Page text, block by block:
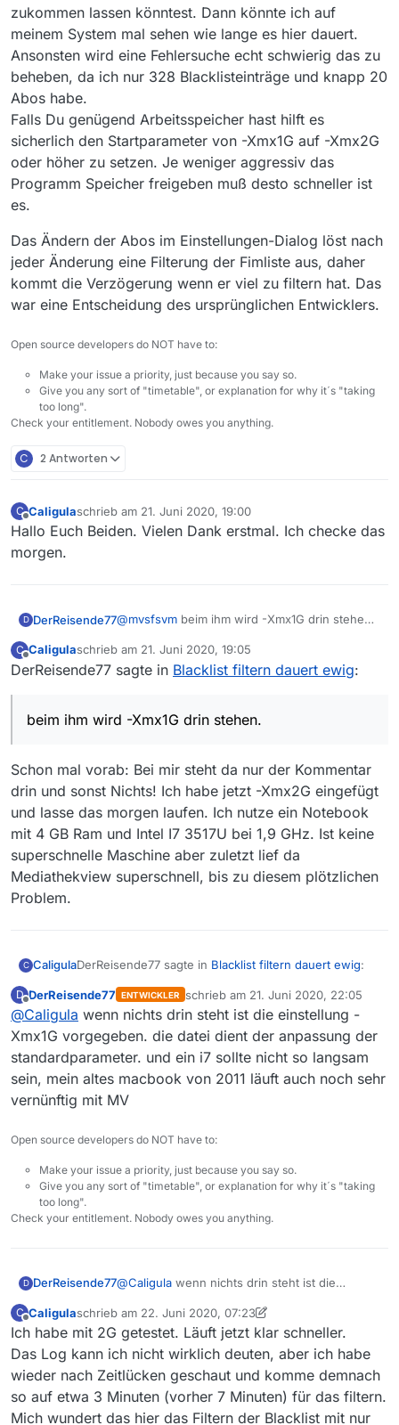
zukommen lassen könntest. Dann könnte ich auf
meinem System mal sehen wie lange es hier dauert.
Ansonsten wird eine Fehlersuche echt schwierig das zu
beheben, da ich nur 328 Blacklisteinträge und knapp 20
Abos habe.
Falls Du genügend Arbeitsspeicher hast hilft es
sicherlich den Startparameter von -Xmx1G auf -Xmx2G
oder höher zu setzen. Je weniger aggressiv das
Programm Speicher freigeben muß desto schneller ist
es.
Das Ändern der Abos im Einstellungen-Dialog löst nach
jeder Änderung eine Filterung der Fimliste aus, daher
kommt die Verzögerung wenn er viel zu filtern hat. Das
war eine Entscheidung des ursprünglichen Entwicklers.
Open source developers do NOT have to:
Make your issue a priority, just because you say so.
Give you any sort of "timetable", or explanation for why it´s "taking
too long".
Check your entitlement. Nobody owes you anything.
C 2 Antworten
C
Offline
Caligulaschrieb am 21. Juni 2020, 19:00
zuletzt editiert von
Hallo Euch Beiden. Vielen Dank erstmal. Ich checke das
morgen.
D DerReisende77@mvsfsvm beim ihm wird -Xmx1G drin stehen.
ungefähr 1GB nach der Umrechnung.
@CaligulaDas Sägezahnprofil in der
Speicheranzeige ist/kann normal sein. Bei
bis der Speicher wieder freigegeben wird.
auch mit deiner Einstellung der
Tabellensortierung zusammenhängen. Aber
genau kann ich das nicht nachvollziehen. Von
daher wäre es gut wenn Du mir die
zukommen lassen könntest. Dann könnte ich
echt schwierig das zu beheben, da ich nur 328
Blacklisteinträge und knapp 20 Abos habe.
Falls Du genügend Arbeitsspeicher hast hilft es
sicherlich den Startparameter von -Xmx1G auf -
Xmx2G oder höher zu setzen. Je weniger
aggressiv das Programm Speicher freigeben
muß desto schneller ist es.
löst nach jeder Änderung eine Filterung der
Fimliste aus, daher kommt die Verzögerung
wenn er viel zu filtern hat. Das war eine
Entscheidung des ursprünglichen Entwicklers.
C
Offline
Caligulaschrieb am 21. Juni 2020, 19:05
zuletzt editiert von
DerReisende77 sagte in Blacklist filtern dauert ewig:
beim ihm wird -Xmx1G drin stehen.
Schon mal vorab: Bei mir steht da nur der Kommentar
drin und sonst Nichts! Ich habe jetzt -Xmx2G eingefügt
und lasse das morgen laufen. Ich nutze ein Notebook
mit 4 GB Ram und Intel I7 3517U bei 1,9 GHz. Ist keine
superschnelle Maschine aber zuletzt lief da
Mediathekview superschnell, bis zu diesem plötzlichen
Problem.
C CaligulaDerReisende77 sagte in Blacklist filtern dauert ewig:
beim ihm wird -Xmx1G drin stehen.
Schon mal vorab: Bei mir steht da nur der Kommentar
drin und sonst Nichts! Ich habe jetzt -Xmx2G
eingefügt und lasse das morgen laufen. Ich nutze ein
Notebook mit 4 GB Ram und Intel I7 3517U bei 1,9 GHz.
Mediathekview superschnell, bis zu diesem
D
Offline
DerReisende77 ENTWICKLER schrieb am 21. Juni 2020, 22:05
zuletzt editiert von
@Caligula wenn nichts drin steht ist die einstellung -
Xmx1G vorgegeben. die datei dient der anpassung der
standardparameter. und ein i7 sollte nicht so langsam
sein, mein altes macbook von 2011 läuft auch noch sehr
vernünftig mit MV
Open source developers do NOT have to:
Make your issue a priority, just because you say so.
Give you any sort of "timetable", or explanation for why it´s "taking
too long".
Check your entitlement. Nobody owes you anything.
D DerReisende77@Caligula wenn nichts drin steht ist die
der anpassung der standardparameter. und ein
i7 sollte nicht so langsam sein, mein altes
macbook von 2011 läuft auch noch sehr
vernünftig mit MV
C
Offline
Caligulaschrieb am 22. Juni 2020, 07:23
zuletzt editiert von Caligula
Ich habe mit 2G getestet. Läuft jetzt klar schneller.
Das Log kann ich nicht wirklich deuten, aber ich habe
wieder nach Zeitlücken geschaut und komme demnach
so auf etwa 3 Minuten (vorher 7 Minuten) für das filtern.
Mich wundert das hier das Filtern der Blacklist mit nur